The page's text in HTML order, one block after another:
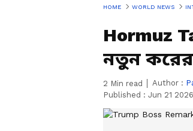
HOME WORLD NEWS
Hormuz
নতুন করের
2 Min read Author :
Published : Jun 21